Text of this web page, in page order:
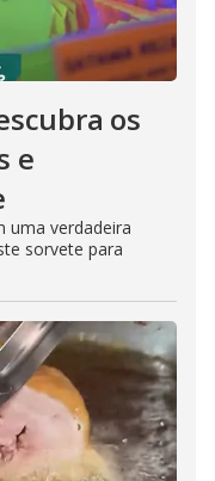
os
e
uma verdadeira
sorvete para